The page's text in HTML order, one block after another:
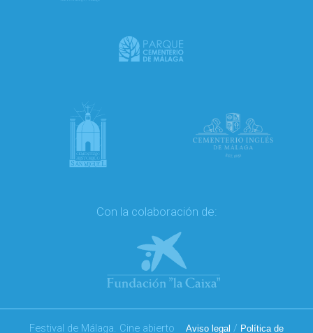
Con la colaboración de:
Festival de Málaga. Cine abierto Aviso legal / Política de